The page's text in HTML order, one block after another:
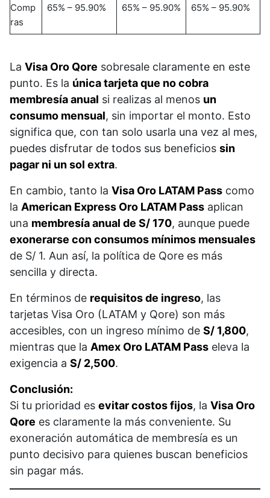
Comp
ras
65% – 95.90% 65% – 95.90% 65% – 95.90%
La Visa Oro Qore sobresale claramente en este
punto. Es la única tarjeta que no cobra
membresía anual si realizas al menos un
consumo mensual, sin importar el monto. Esto
significa que, con tan solo usarla una vez al mes,
puedes disfrutar de todos sus beneficios sin
pagar ni un sol extra.
En cambio, tanto la Visa Oro LATAM Pass como
la American Express Oro LATAM Pass aplican
una membresía anual de S/ 170, aunque puede
exonerarse con consumos mínimos mensuales
de S/ 1. Aun así, la política de Qore es más
sencilla y directa.
En términos de requisitos de ingreso, las
tarjetas Visa Oro (LATAM y Qore) son más
accesibles, con un ingreso mínimo de S/ 1,800,
mientras que la Amex Oro LATAM Pass eleva la
exigencia a S/ 2,500.
Conclusión:
Si tu prioridad es evitar costos fijos, la Visa Oro
Qore es claramente la más conveniente. Su
exoneración automática de membresía es un
punto decisivo para quienes buscan beneficios
sin pagar más.